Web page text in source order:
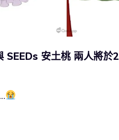
SEEDs 安土桃 兩人將